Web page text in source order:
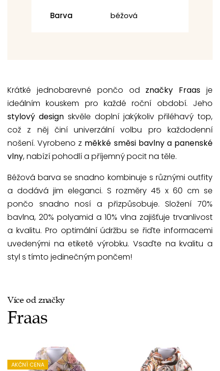
Barva béžová
Krátké jednobarevné pončo od značky Fraas je
ideálním kouskem pro každé roční období. Jeho
stylový design skvěle doplní jakýkoliv přiléhavý top,
což z něj činí univerzální volbu pro každodenní
nošení. Vyrobeno z měkké směsi bavlny a panenské
vlny, nabízí pohodlí a příjemný pocit na těle.
Béžová barva se snadno kombinuje s různými outfity
a dodává jim eleganci. S rozměry 45 x 60 cm se
pončo snadno nosí a přizpůsobuje. Složení 70%
bavlna, 20% polyamid a 10% vlna zajišťuje trvanlivost
a kvalitu. Pro optimální údržbu se řiďte informacemi
uvedenými na etiketě výrobku. Vsaďte na kvalitu a
styl s tímto jedinečným pončem!
Více od značky
Fraas
AKČNÍ CENA